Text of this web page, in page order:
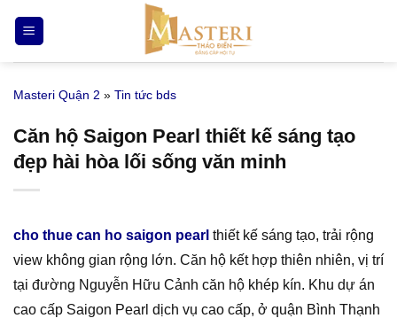
qua
nội
Masteri Quận 2 » Tin tức bds
Căn hộ Saigon Pearl thiết kế sáng tạo
đẹp hài hòa lối sống văn minh
cho thue can ho saigon pearl thiết kế sáng tạo, trải rộng
view không gian rộng lớn. Căn hộ kết hợp thiên nhiên, vị trí
tại đường Nguyễn Hữu Cảnh căn hộ khép kín. Khu dự án
cao cấp Saigon Pearl dịch vụ cao cấp, ở quận Bình Thạnh